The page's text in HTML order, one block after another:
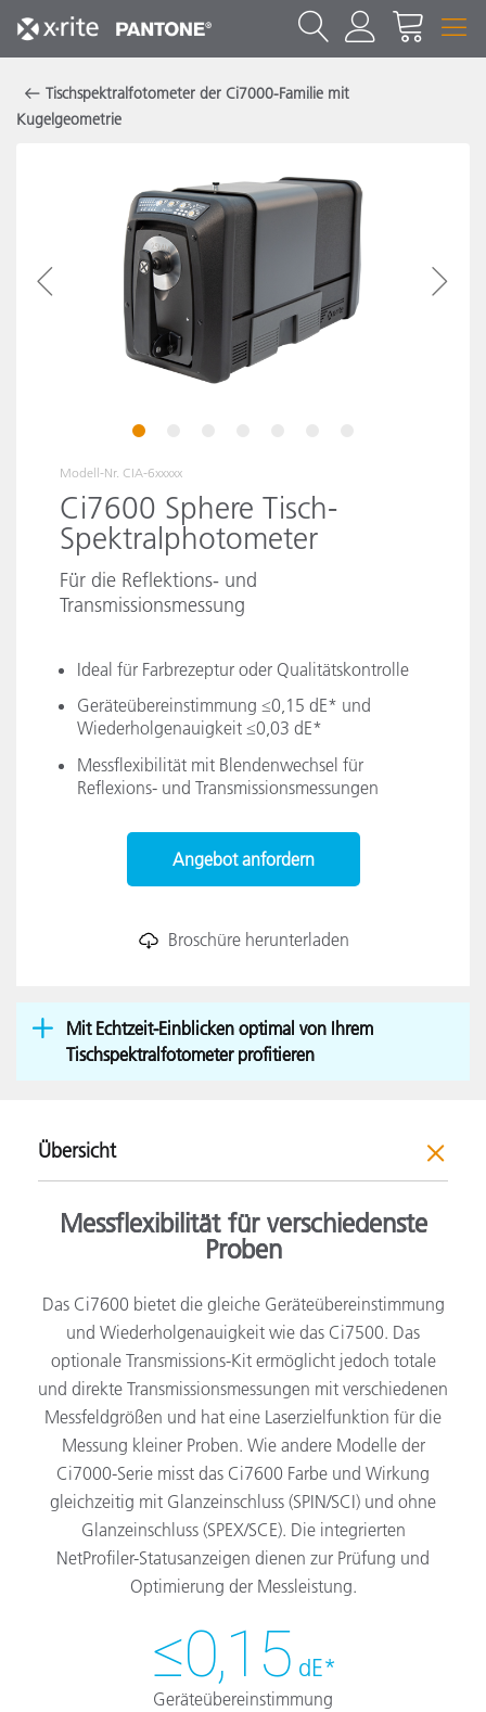
Tischspektralfotometer der Ci7000-Familie mit
Kugelgeometrie
1
Modell-Nr. CIA-6xxxxx
Ci7600 Sphere Tisch-
Spektralphotometer
Für die Reflektions- und
Transmissionsmessung
Ideal für Farbrezeptur oder Qualitätskontrolle
Geräteübereinstimmung ≤0,15 dE* und
Wiederholgenauigkeit ≤0,03 dE*
Messflexibilität mit Blendenwechsel für
Reflexions- und Transmissionsmessungen
Angebot anfordern
Broschüre herunterladen
Mit Echtzeit-Einblicken optimal von Ihrem
Tischspektralfotometer profitieren
Übersicht
Messflexibilität für verschiedenste
Proben
Das Ci7600 bietet die gleiche Geräteübereinstimmung
und Wiederholgenauigkeit wie das Ci7500. Das
optionale Transmissions-Kit ermöglicht jedoch totale
und direkte Transmissionsmessungen mit verschiedenen
Messfeldgrößen und hat eine Laserzielfunktion für die
Messung kleiner Proben. Wie andere Modelle der
Ci7000-Serie misst das Ci7600 Farbe und Wirkung
gleichzeitig mit Glanzeinschluss (SPIN/SCI) und ohne
Glanzeinschluss (SPEX/SCE). Die integrierten
NetProfiler-Statusanzeigen dienen zur Prüfung und
Optimierung der Messleistung.
≤0,15 dE*
Geräteübereinstimmung